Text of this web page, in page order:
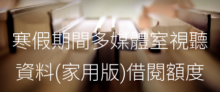
寒假期間多媒體室視聽
資料(家用版)借閱額度